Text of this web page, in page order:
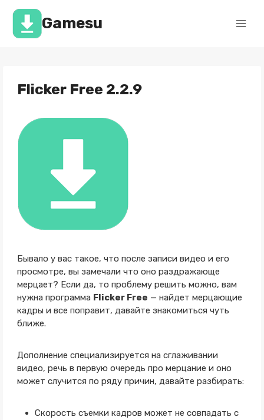
Перейти
содержимомуGamesu
Flicker Free 2.2.9
Бывало у вас такое, что после записи видео и его
просмотре, вы замечали что оно раздражающе
мерцает? Если да, то проблему решить можно, вам
нужна программа Flicker Free — найдет мерцающие
кадры и все поправит, давайте знакомиться чуть
ближе.
Дополнение специализируется на сглаживании
видео, речь в первую очередь про мерцание и оно
может случится по ряду причин, давайте разбирать:
Скорость съемки кадров может не совпадать с